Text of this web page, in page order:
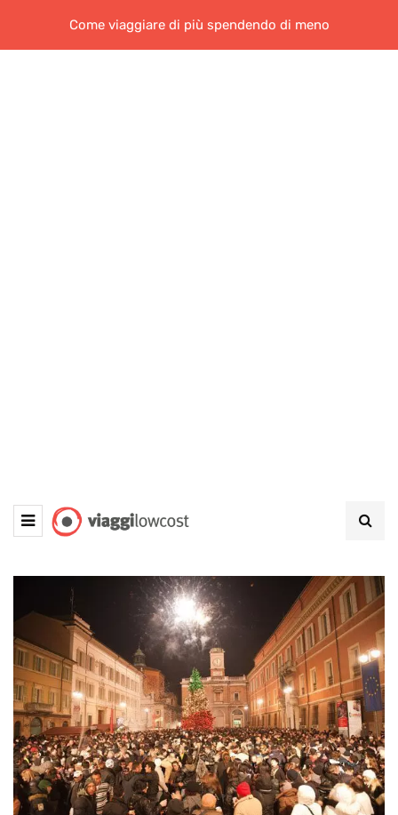
Come viaggiare di più spendendo di meno